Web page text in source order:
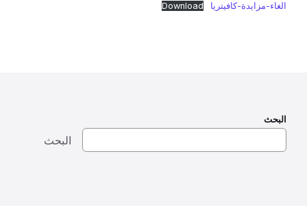
الغاء-مزايدة-كافيتريا Download
البحث
البحث